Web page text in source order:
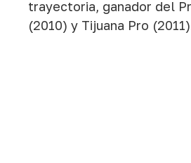
trayectoria, ganador del
(2010) y Tijuana Pro